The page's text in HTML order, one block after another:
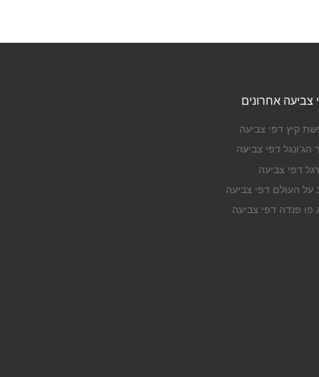
צביעה אחרונים
קיץ דפי צביעה
הג'ונגל דפי צביעה
דפי צביעה
על העולם דפי צביעה
פו פנדה דפי צביעה